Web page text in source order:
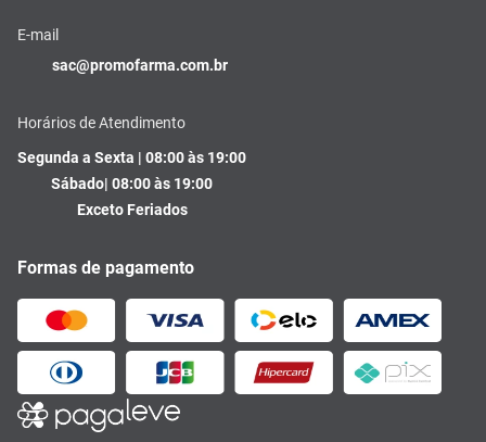
E-mail
sac@promofarma.com.br
Horários de Atendimento
Segunda a Sexta | 08:00 às 19:00
Sábado| 08:00 às 19:00
Exceto Feriados
Formas de pagamento